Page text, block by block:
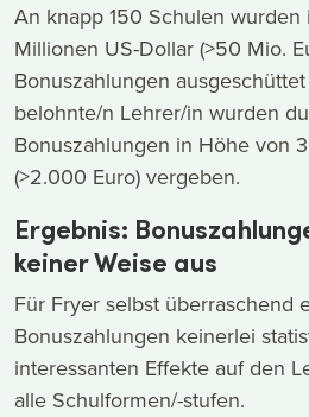
An knapp 150 Schulen wurden
Millionen US-Dollar (>50 Mio.
Bonuszahlungen
belohnte/n Lehrer/in wurden
Bonuszahlungen in Höhe von
(>2.000 Euro) vergeben.
Ergebnis:
keiner Weise aus
Für Fryer selbst überraschend
Bonuszahlungen keinerlei
interessanten Effekte auf den
alle Schulformen/-stufen.